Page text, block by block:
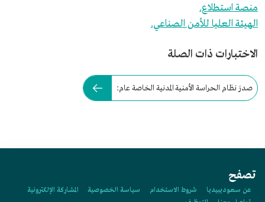
منصة استطلاع.
الهيئة العليا للأمن الصناعي.
الاختبارات ذات الصلة
صدرَ نظام الحراسة الأمنية المدنية الخاصة عام:
تصفح
عن سعوديبيديا شروط الاستخدام سياسة الخصوصية
المشاركة الإلكترونية